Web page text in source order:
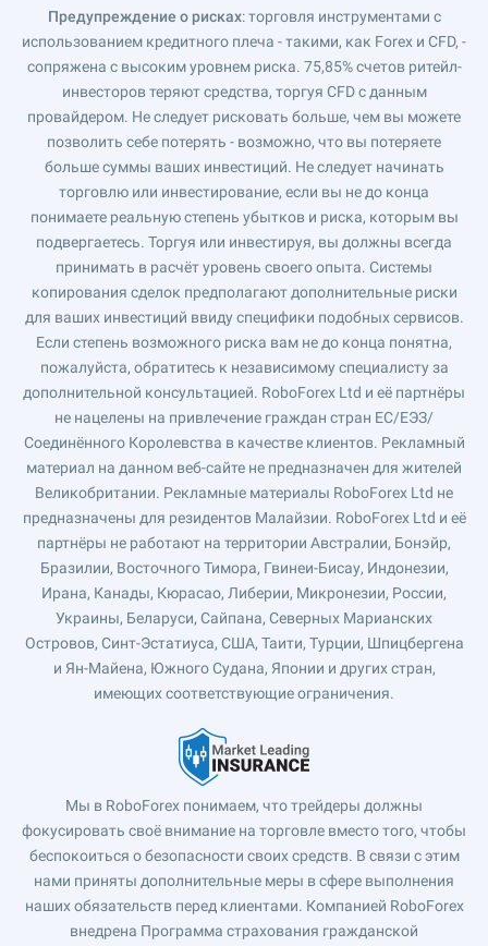
Предупреждение о рисках: торговля инструментами с
использованием кредитного плеча - такими, как Forex и CFD, -
сопряжена с высоким уровнем риска. 75,85% счетов ритейл-
инвесторов теряют средства, торгуя CFD с данным
провайдером. Не следует рисковать больше, чем вы можете
позволить себе потерять - возможно, что вы потеряете
больше суммы ваших инвестиций. Не следует начинать
торговлю или инвестирование, если вы не до конца
понимаете реальную степень убытков и риска, которым вы
подвергаетесь. Торгуя или инвестируя, вы должны всегда
принимать в расчёт уровень своего опыта. Системы
копирования сделок предполагают дополнительные риски
для ваших инвестиций ввиду специфики подобных сервисов.
Если степень возможного риска вам не до конца понятна,
пожалуйста, обратитесь к независимому специалисту за
дополнительной консультацией. RoboForex Ltd и её партнёры
не нацелены на привлечение граждан стран ЕС/ЕЭЗ/
Соединённого Королевства в качестве клиентов. Рекламный
материал на данном веб-сайте не предназначен для жителей
Великобритании. Рекламные материалы RoboForex Ltd не
предназначены для резидентов Малайзии. RoboForex Ltd и её
партнёры не работают на территории Австралии, Бонэйр,
Бразилии, Восточного Тимора, Гвинеи-Бисау, Индонезии,
Ирана, Канады, Кюрасао, Либерии, Микронезии, России,
Украины, Беларуси, Сайпана, Северных Марианских
Островов, Синт-Эстатиуса, США, Таити, Турции, Шпицбергена
и Ян-Майена, Южного Судана, Японии и других стран,
имеющих соответствующие ограничения.
Мы в RoboForex понимаем, что трейдеры должны
фокусировать своё внимание на торговле вместо того, чтобы
беспокоиться о безопасности своих средств. В связи с этим
нами приняты дополнительные меры в сфере выполнения
наших обязательств перед клиентами. Компанией RoboForex
внедрена Программа страхования гражданской